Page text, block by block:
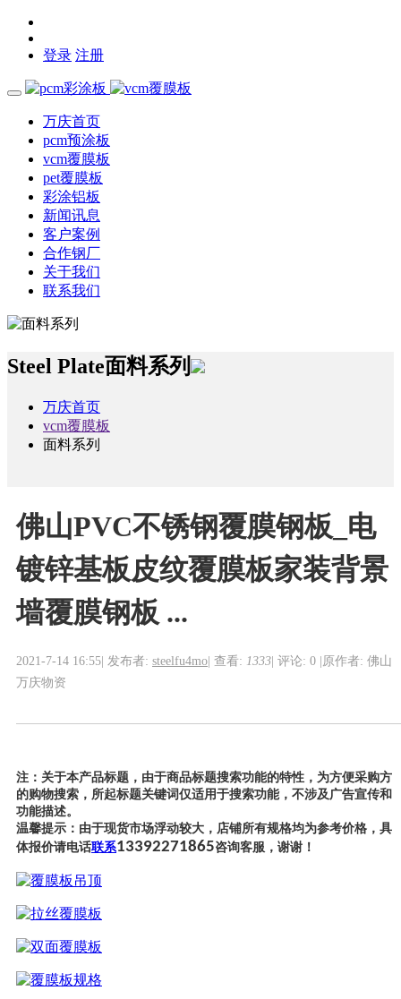
登录 注册
万庆首页
pcm预涂板
vcm覆膜板
pet覆膜板
彩涂铝板
新闻讯息
客户案例
合作钢厂
关于我们
联系我们
Steel Plate面料系列
万庆首页
vcm覆膜板
面料系列
佛山PVC不锈钢覆膜钢板_电
镀锌基板皮纹覆膜板家装背景
墙覆膜钢板 ...
2021-7-14 16:55 发布者: steelfu4mo 查看: 1333 评论: 0 原作者: 佛山
万庆物资
注：关于本产品标题，由于商品标题搜索功能的特性，为方便采购方
的购物搜索，所起标题关键词仅适用于搜索功能，不涉及广告宣传和
功能描述。
温馨提示：由于现货市场浮动较大，店铺所有规格均为参考价格，具
体报价请电话联系13392271865咨询客服，谢谢！